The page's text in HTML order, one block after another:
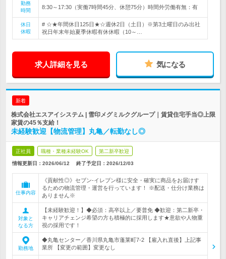
勤務
時間
8:30～17:30（実働7時間45分、休憩75分）時間外労働有無：有
休日
休暇
# ☆★年間休日125日★☆週休2日（土日）※第3土曜日のみ出社
祝日年末年始夏季休暇有休休暇（10～…
求人詳細を見る 気になる
新着
株式会社エスアイシステム | 雪印メグミルクグループ｜賃貸住宅手当◎上限
家賃の45％支給！
未経験歓迎【物流管理】丸亀／転勤なし◎
正社員 職種・業種未経験OK 第二新卒歓迎
情報更新日：2026/06/12 終了予定日： 2026/12/03
仕事内容
《貢献性◎》セブン‐イレブン様に安全・確実に商品をお届けす
るための物流管理・運営を行っています！ ※配送・仕分け業務は
ありません※
対象と
なる方
【未経験歓迎！】◆必須：高卒以上／要普免 ◆歓迎：第二新卒・
キャリアチェンジ希望の方も積極的に採用します★意欲や人物重
視の採用です！
勤務地
◆丸亀センター／香川県丸亀市蓬莱町7-2 【雇入れ直後】上記事
業所 【変更の範囲】変更なし